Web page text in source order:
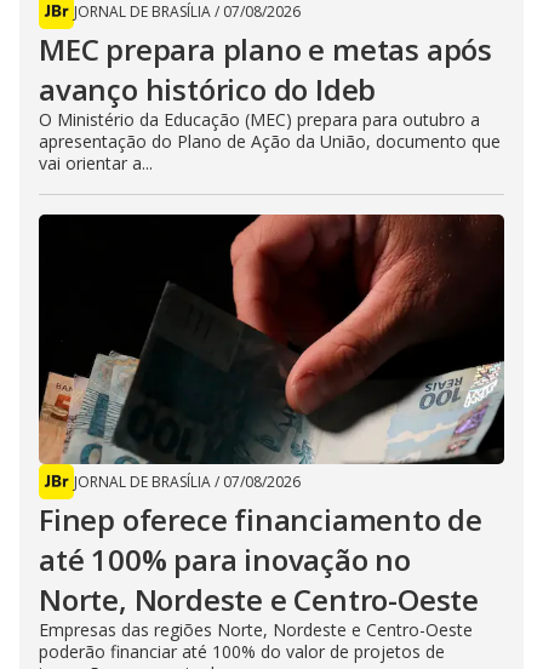
JORNAL DE BRASÍLIA/ 07/08/2026
MEC prepara plano e metas após
avanço histórico do Ideb
O Ministério da Educação (MEC) prepara para outubro a
apresentação do Plano de Ação da União, documento que
vai orientar a...
JORNAL DE BRASÍLIA/ 07/08/2026
Finep oferece financiamento de
até 100% para inovação no
Norte, Nordeste e Centro-Oeste
Empresas das regiões Norte, Nordeste e Centro-Oeste
poderão financiar até 100% do valor de projetos de